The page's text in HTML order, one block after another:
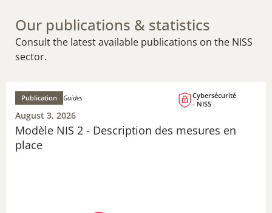
Our publications & statistics
Consult the latest available publications on the NISS
sector.
Modèle NIS 2 - Description des mesures en
place
Publication Guides
Cybersécurité
- NISS
August 3, 2026